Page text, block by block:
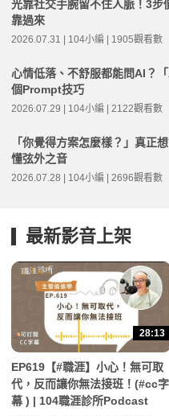
光靠社交手腕留不住人脈！3步
靠過來
2026.07.31 | 104小編 | 1905觀看數
心情低落、不舒服都能問AI？
個Prompt技巧
2026.07.29 | 104小編 | 2122觀看數
「你覺得方案怎麼樣？」真正
懂弦外之音
2026.07.28 | 104小編 | 2696觀看數
最新影音上架
28:13
EP619【#職涯】小心！無可取
代，反而讓你無法接班！(#cc字
幕 ) | 104職涯診所Podcast